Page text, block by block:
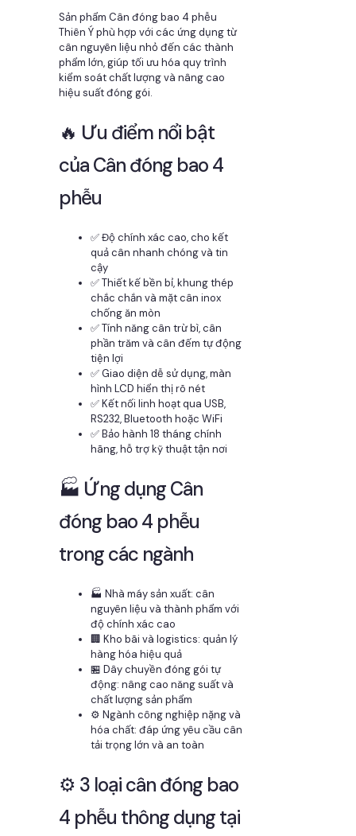
Sản phẩm Cân đóng bao 4 phễu
Thiên Ý phù hợp với các ứng dụng từ
cân nguyên liệu nhỏ đến các thành
phẩm lớn, giúp tối ưu hóa quy trình
kiểm soát chất lượng và nâng cao
hiệu suất đóng gói.
🔥 Ưu điểm nổi bật
của Cân đóng bao 4
phễu
✅ Độ chính xác cao, cho kết
quả cân nhanh chóng và tin
cậy
✅ Thiết kế bền bỉ, khung thép
chắc chắn và mặt cân inox
chống ăn mòn
✅ Tính năng cân trừ bì, cân
phần trăm và cân đếm tự động
tiện lợi
✅ Giao diện dễ sử dụng, màn
hình LCD hiển thị rõ nét
✅ Kết nối linh hoạt qua USB,
RS232, Bluetooth hoặc WiFi
✅ Bảo hành 18 tháng chính
hãng, hỗ trợ kỹ thuật tận nơi
🏭 Ứng dụng Cân
đóng bao 4 phễu
trong các ngành
🏭 Nhà máy sản xuất: cân
nguyên liệu và thành phẩm với
độ chính xác cao
🏢 Kho bãi và logistics: quản lý
hàng hóa hiệu quả
🏪 Dây chuyền đóng gói tự
động: nâng cao năng suất và
chất lượng sản phẩm
⚙️ Ngành công nghiệp nặng và
hóa chất: đáp ứng yêu cầu cân
tải trọng lớn và an toàn
⚙️ 3 loại cân đóng bao
4 phễu thông dụng tại